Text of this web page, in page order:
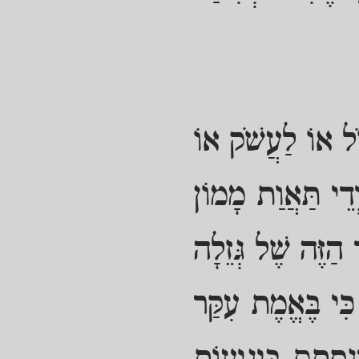
אוֹ לַעֲשֹׁק אוֹ
תַּאֲוַת מָמוֹן
הַזֶּה שֶׁל גְּזֵלָה
כִּי בֶּאֱמֶת עִקַּר